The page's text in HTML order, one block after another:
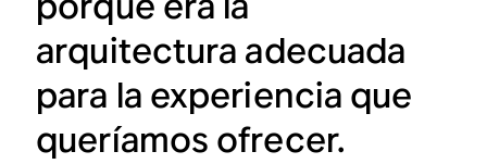
arquitectura adecuada
para la experiencia que
queríamos ofrecer.